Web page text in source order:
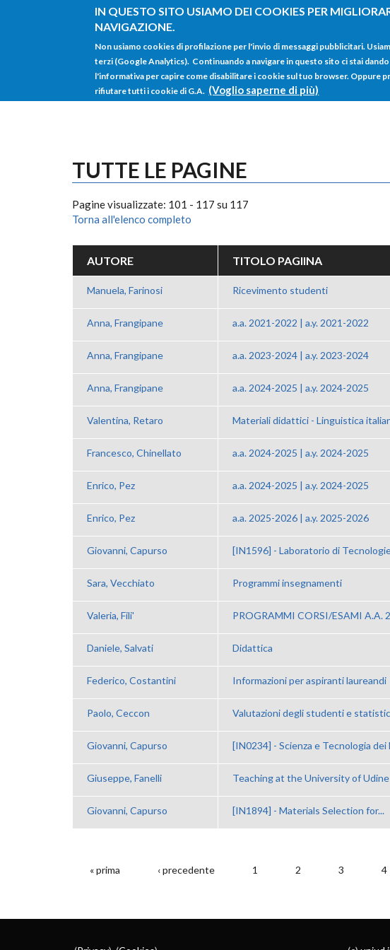
IN QUESTO SITO USIAMO DEI COOKIES PER
NAVIGAZIONE.
Non usiamo cookies di profilazione per l'invio di messaggi pubblicitari.
terzi (Google Analytics). Continuando a navigare in questo sito ci stai
l'informativa per capire come disabilitare i cookie sul tuo browser. Oppure
rifiutare tutti i cookie di G.A. (Voglio saperne di più)
Salta al contenuto principale
TUTTE LE PAGINE
Pagine visualizzate: 101 - 117 su 117
Torna all'elenco completo
AUTORE TITOLO PAGIINA
Manuela, Farinosi Ricevimento studenti
Anna, Frangipane a.a. 2021-2022 | a.y. 2021-2022
Anna, Frangipane a.a. 2023-2024 | a.y. 2023-2024
Anna, Frangipane a.a. 2024-2025 | a.y. 2024-2025
Valentina, Retaro Materiali didattici - Linguistica
Francesco, Chinellato a.a. 2024-2025 | a.y. 2024-2025
Enrico, Pez a.a. 2024-2025 | a.y. 2024-2025
Enrico, Pez a.a. 2025-2026 | a.y. 2025-2026
Giovanni, Capurso [IN1596] - Laboratorio di
Sara, Vecchiato Programmi insegnamenti
Valeria, Fili' PROGRAMMI CORSI/ESAMI A.A.
Daniele, Salvati Didattica
Federico, Costantini Informazioni per aspiranti laureandi
Paolo, Ceccon Valutazioni degli studenti e
Giovanni, Capurso [IN0234] - Scienza e Tecnologia dei
Giuseppe, Fanelli Teaching at the University of Udine
Giovanni, Capurso [IN1894] - Materials Selection for...
PAGINE
« prima ‹ precedente 1 2 3 4